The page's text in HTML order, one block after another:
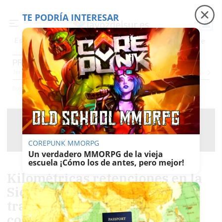
Es noticia Precio luz Padre Coraje Fábrica de botellas
PROVINCIA CÁDIZ
JerezProvincia CádizCádizSevillaMálagaHuelvaGranadaCórdoba
Ediciones Provincia Cádiz
Kilométricas retenciones en la
Sierra de Cádiz por la
tractorada: "Hoy no llego al
TE PODRÍA INTERESAR
COREPUNK MMORPG
Un verdadero MMORPG de la vieja
escuela ¡Cómo los de antes, pero mejor!